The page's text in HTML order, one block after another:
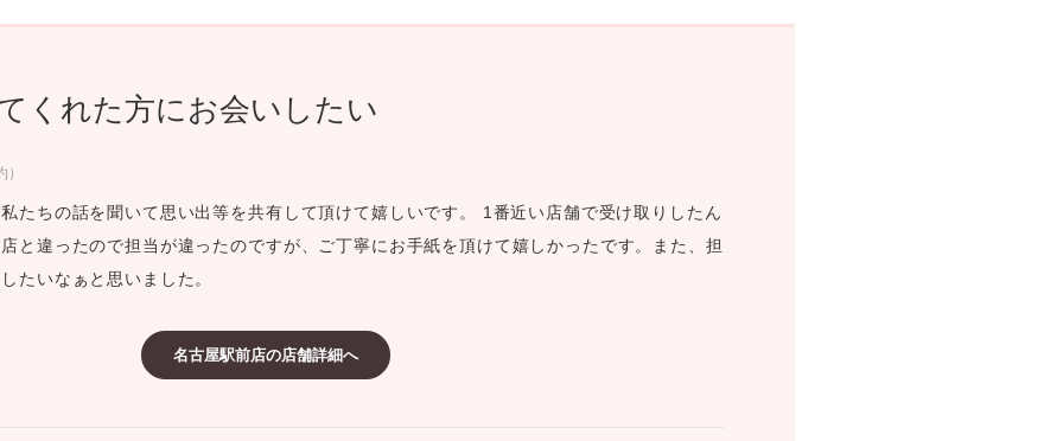
スダイヤモンド&バースストー
ーズサポート
プ
ショップブログ
くれた方にお会いしたい
たちの話を聞いて思い出等を共有して頂けて嬉しいです。 1番近い店舗で受け取りしたん
と違ったので担当が違ったのですが、ご丁寧にお手紙を頂けて嬉しかったです。また、担
たいなぁと思いました。
名古屋駅前店の店舗詳細へ